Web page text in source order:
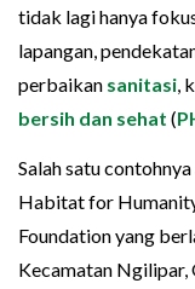
tidak lagi hanya
lapangan,
perbaikan sanitasi ,
bersih dan sehat (
Salah satu
Habitat for
Foundation yang
Kecamatan Ngilipar,